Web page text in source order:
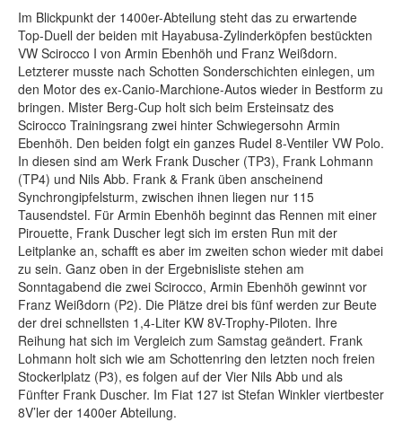
Im Blickpunkt der 1400er-Abteilung steht das zu erwartende
Top-Duell der beiden mit Hayabusa-Zylinderköpfen bestückten
VW Scirocco I von Armin Ebenhöh und Franz Weißdorn.
Letzterer musste nach Schotten Sonderschichten einlegen, um
den Motor des ex-Canio-Marchione-Autos wieder in Bestform zu
bringen. Mister Berg-Cup holt sich beim Ersteinsatz des
Scirocco Trainingsrang zwei hinter Schwiegersohn Armin
Ebenhöh. Den beiden folgt ein ganzes Rudel 8-Ventiler VW Polo.
In diesen sind am Werk Frank Duscher (TP3), Frank Lohmann
(TP4) und Nils Abb. Frank & Frank üben anscheinend
Synchrongipfelsturm, zwischen ihnen liegen nur 115
Tausendstel. Für Armin Ebenhöh beginnt das Rennen mit einer
Pirouette, Frank Duscher legt sich im ersten Run mit der
Leitplanke an, schafft es aber im zweiten schon wieder mit dabei
zu sein. Ganz oben in der Ergebnisliste stehen am
Sonntagabend die zwei Scirocco, Armin Ebenhöh gewinnt vor
Franz Weißdorn (P2). Die Plätze drei bis fünf werden zur Beute
der drei schnellsten 1,4-Liter KW 8V-Trophy-Piloten. Ihre
Reihung hat sich im Vergleich zum Samstag geändert. Frank
Lohmann holt sich wie am Schottenring den letzten noch freien
Stockerlplatz (P3), es folgen auf der Vier Nils Abb und als
Fünfter Frank Duscher. Im Fiat 127 ist Stefan Winkler viertbester
8V’ler der 1400er Abteilung.